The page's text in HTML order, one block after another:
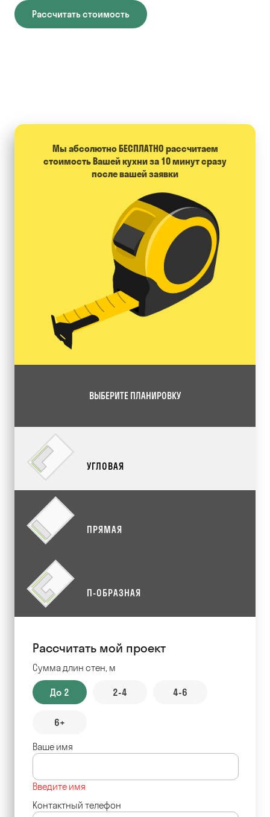
Рассчитать стоимость
Мы абсолютно БЕСПЛАТНО расcчитаем
стоимость Вашей кухни за 10 минут сразу
после вашей заявки
ВЫБЕРИТЕ ПЛАНИРОВКУ
УГЛОВАЯ
ПРЯМАЯ
П-ОБРАЗНАЯ
Рассчитать мой проект
Сумма длин стен, м
До 2 2-4 4-6
6+
Ваше имя
Введите имя
Контактный телефон